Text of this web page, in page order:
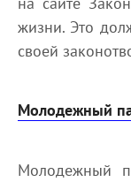
жизни. Это
своей
Молодежный
Молодежный